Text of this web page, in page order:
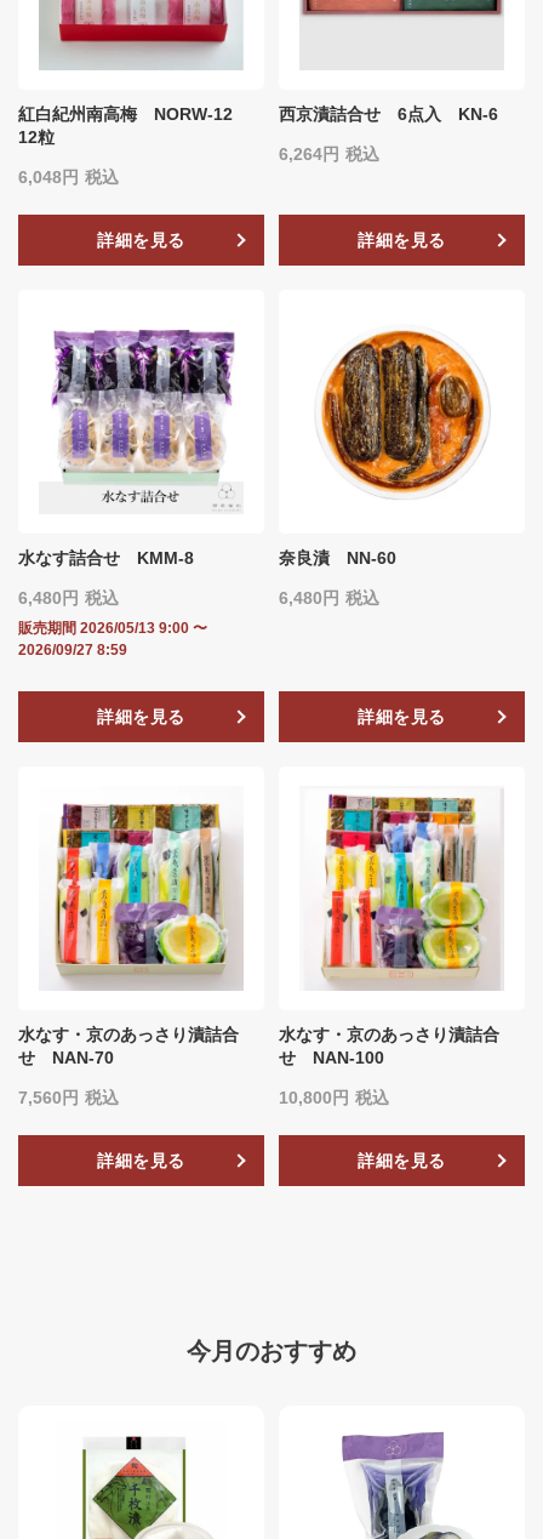
紅白紀州南高梅 NORW-12
12粒
6,048 税込
詳細を見る
西京漬詰合せ 6点入 KN-6
6,264 税込
詳細を見る
水なす詰合せ KMM-8
6,480 税込
販売期間 2026/05/13 9:00 〜
2026/09/27 8:59
詳細を見る
奈良漬 NN-60
6,480 税込
詳細を見る
水なす・京のあっさり漬詰合
せ NAN-70
7,560 税込
詳細を見る
水なす・京のあっさり漬詰合
せ NAN-100
10,800 税込
詳細を見る
今月のおすすめ